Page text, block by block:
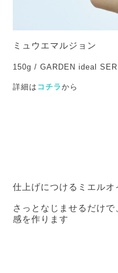
ミュウエマルジョン
150g / GARDEN ideal
詳細は コチラから
仕上げにつけるミエルオ
さっとなじませるだけ
感を作ります